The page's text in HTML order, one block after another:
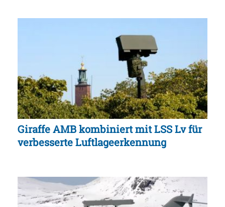
Giraffe AMB kombiniert mit LSS Lv für
verbesserte Luftlageerkennung